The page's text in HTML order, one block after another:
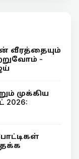
வீரத்தையும்
-
முக்கிய